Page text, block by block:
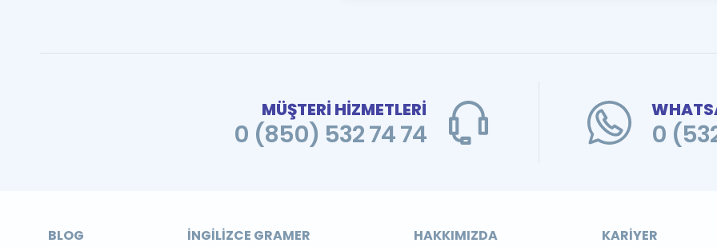
MÜŞTERİ HİZMETLERİ
0 (850) 532 74 74 0
BLOG İNGILIZCE GRAMER HAKKIMIZDA KARIYER